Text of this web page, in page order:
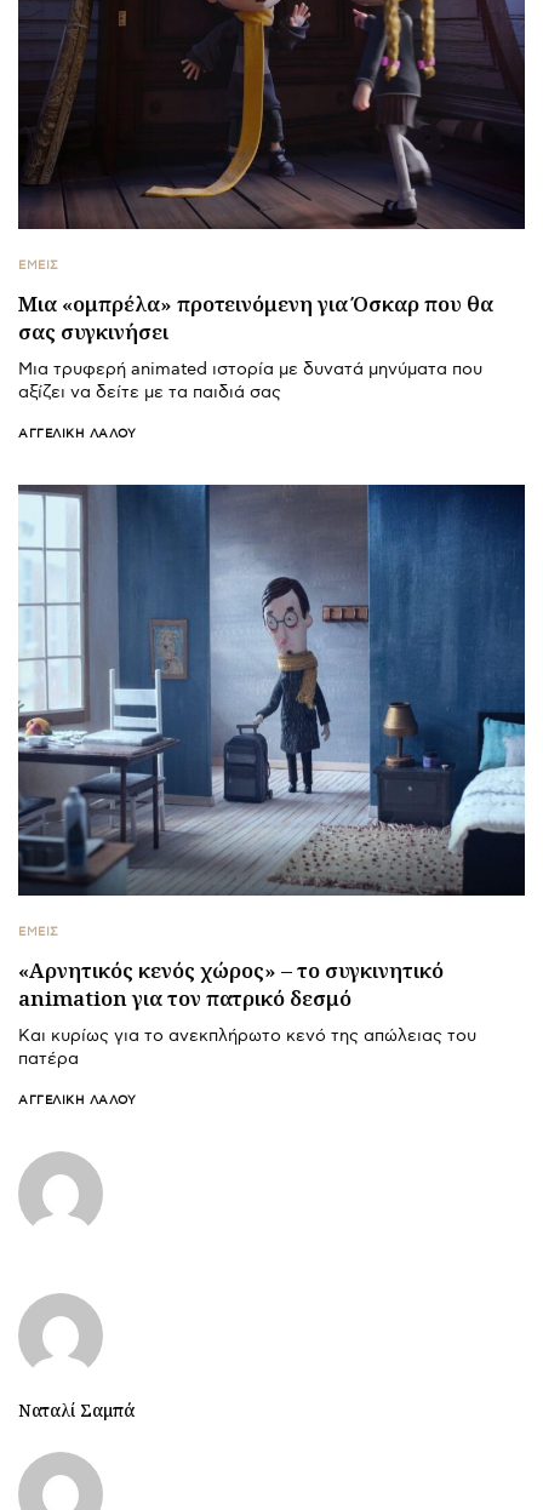
ΕΜΕΙΣ
Μια «ομπρέλα» προτεινόμενη για Όσκαρ που θα
σας συγκινήσει
Μια τρυφερή animated ιστορία με δυνατά μηνύματα που
αξίζει να δείτε με τα παιδιά σας
ΑΓΓΕΛΙΚΉ ΛΆΛΟΥ
ΕΜΕΙΣ
«Αρνητικός κενός χώρος» – το συγκινητικό
animation για τον πατρικό δεσμό
Και κυρίως για το ανεκπλήρωτο κενό της απώλειας του
πατέρα
ΑΓΓΕΛΙΚΉ ΛΆΛΟΥ
Ναταλί Σαμπά